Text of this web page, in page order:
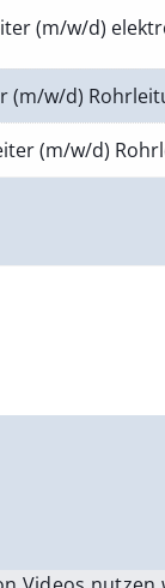
(m/w/d)
(m/w/d)
(m/w/d)